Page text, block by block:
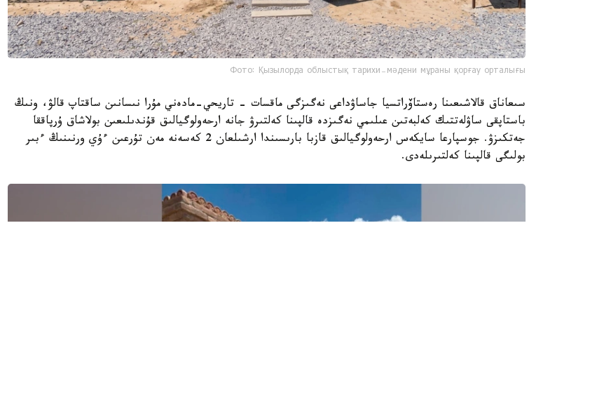
Фото: Қызылорда облыстық тарихи-мәдени мұраны қорғау орталығы
سىعاناق قالاشىعىنا رەستاۆراتسيا جاساۋداعى نەگىزگى ماقسات - تاريحي-مادەني مۇرا نىسانىن ساقتاپ قالۋ، ونىڭ
باستاپقى ساۋلەتتىك كەلبەتىن عىلىمي نەگىزدە قالپىنا كەلتىرۋ جانە ارحەولوگيالىق قۇندىلىعىن بولاشاق ۇرپاققا
جەتكىزۋ. جوسپارعا سايكەس ارحەولوگيالىق قازبا بارىسىندا ارشىلعان 2 كەسەنە مەن تۇرعىن ءۇي ورنىنىڭ ءبىر
بولىگى قالپىنا كەلتىرىلەدى.